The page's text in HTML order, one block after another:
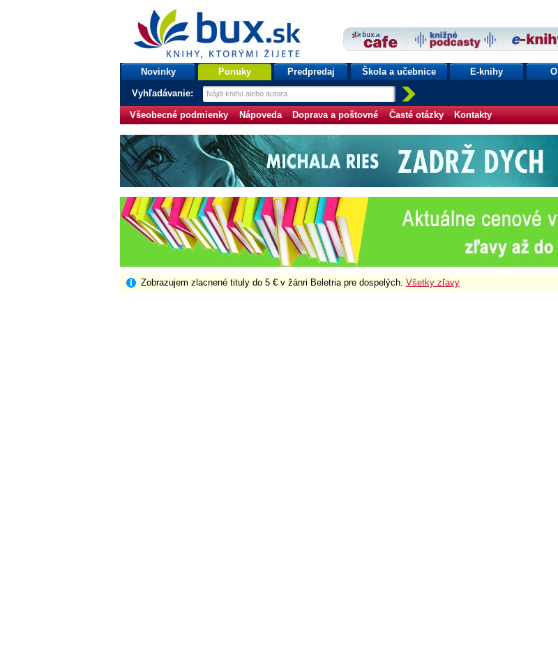
bux.sk
knihy, ktorými žijete
Úvodná stránka
Novinky Ponuky Predpredaj Škola a učebnice E-knihy
Vyhľadávanie:
Všeobecné podmienky Nápoveda Doprava a poštovné Časté otázky Kontakty
Zobrazujem zlacnené tituly do 5 € v žánri Beletria pre dospelých. Všetky zľavy